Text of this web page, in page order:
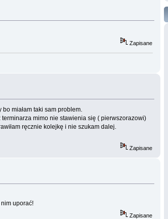
Zapisane
miałam taki sam problem.
terminarza mimo nie stawienia się ( pierwszorazowi)
ręcznie kolejkę i nie szukam dalej.
Zapisane
nim uporać!
Zapisane